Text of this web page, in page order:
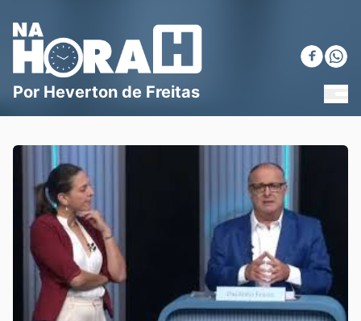
Blog Na Hora H
Por Heverton de Freitas